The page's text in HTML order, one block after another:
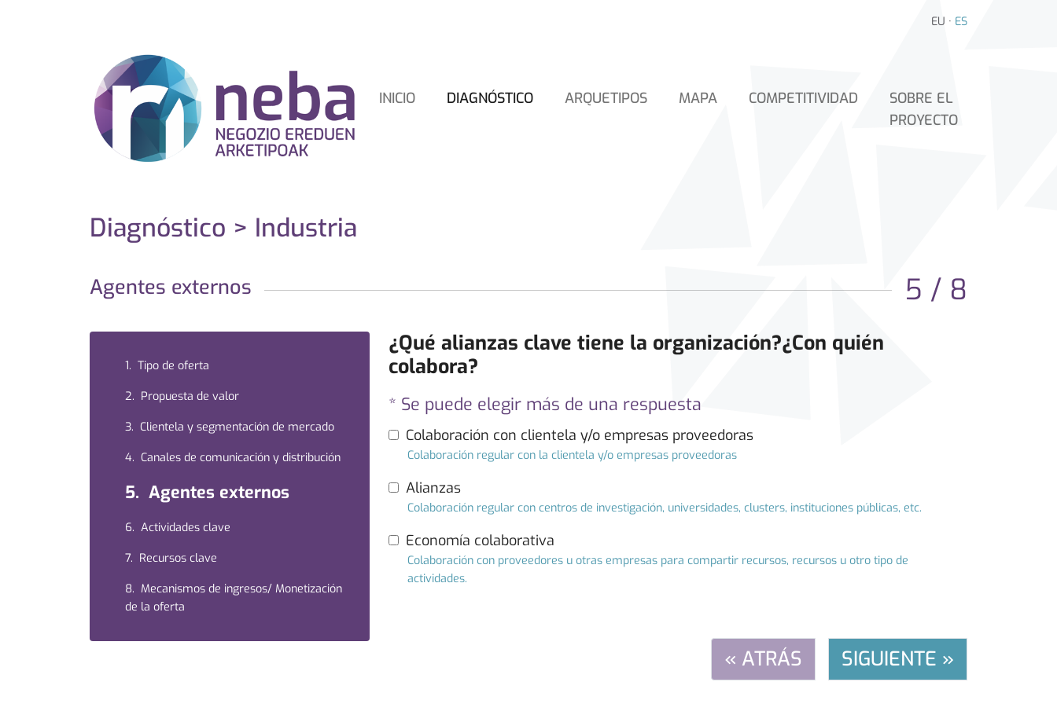
EU · ES
INICIO DIAGNÓSTICO ARQUETIPOS MAPA COMPETITIVIDAD
SOBRE EL
PROYECTO
Diagnóstico > Industria
Agentes externos 5 / 8
1. Tipo de oferta
2. Propuesta de valor
3. Clientela y segmentación de mercado
4. Canales de comunicación y distribución
5. Agentes externos
6. Actividades clave
7. Recursos clave
8. Mecanismos de ingresos/ Monetización
de la oferta
¿Qué alianzas clave tiene la organización?¿Con quién
colabora?
* Se puede elegir más de una respuesta
Colaboración con clientela y/o empresas proveedoras
Colaboración regular con la clientela y/o empresas proveedoras
Alianzas
Colaboración regular con centros de investigación, universidades, clusters, instituciones públicas, etc.
Economía colaborativa
Colaboración con proveedores u otras empresas para compartir recursos, recursos u otro tipo de
actividades.
« ATRÁS SIGUIENTE »